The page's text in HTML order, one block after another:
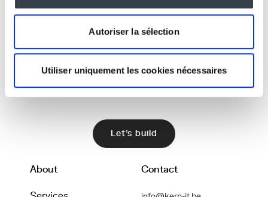
Autoriser la sélection
Utiliser uniquement les cookies nécessaires
You have a
project?
Let's talk about it!
Let's build
About Contact